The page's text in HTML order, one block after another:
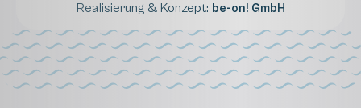
Realisierung & Konzept: be-on! GmbH